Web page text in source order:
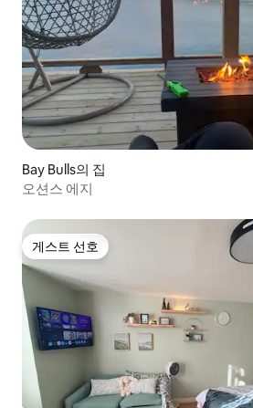
Bay Bulls의 집
오션스 에지
게스트 선호
게스트 선호